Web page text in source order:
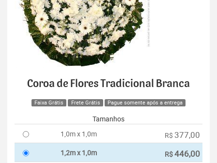
Coroa de Flores Tradicional Branca
Faixa Grátis Frete Grátis Pague somente após a entrega
Tamanhos
1,0m x 1,0m
R$ 377,00
1,2m x 1,0m R$446,00